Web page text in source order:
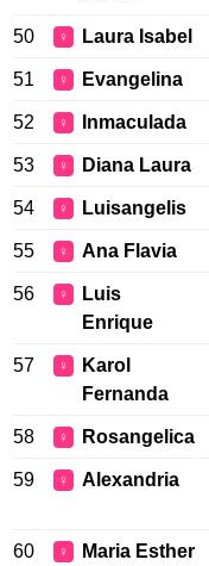
50 ♀ Laura Isabel
51 ♀ Evangelina
52 ♀ Inmaculada
53 ♀ Diana Laura
54 ♀ Luisangelis
55 ♀ Ana Flavia
56 ♀
Luis
Enrique
57 ♀
Karol
Fernanda
58 ♀ Rosangelica
59 ♀ Alexandria
60 ♀ Maria Esther